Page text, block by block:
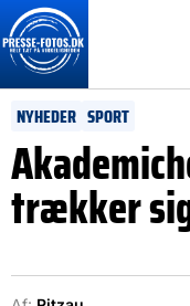
NYHEDER SPORT
trækker